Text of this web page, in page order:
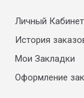
Личный Кабинет
История
Мои Закладки
Оформление